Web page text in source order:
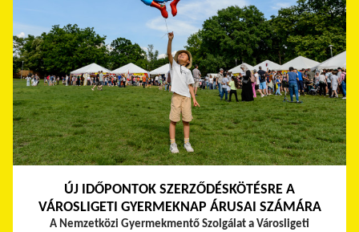
ÚJ IDŐPONTOK SZERZŐDÉSKÖTÉSRE A
VÁROSLIGETI GYERMEKNAP ÁRUSAI SZÁMÁRA
A Nemzetközi Gyermekmentő Szolgálat a Városligeti